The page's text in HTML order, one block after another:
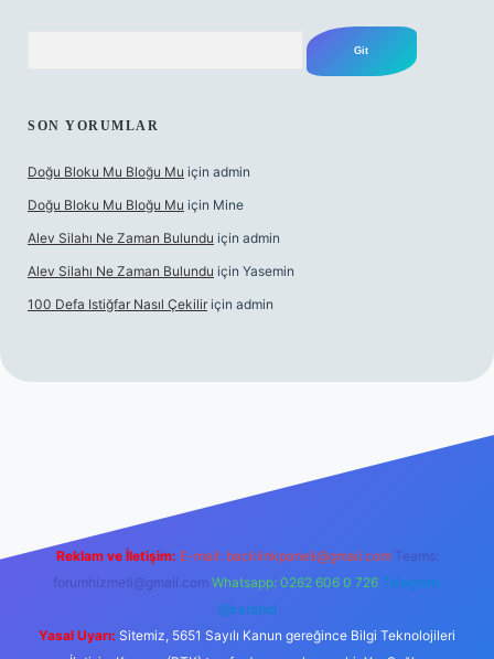
SON YORUMLAR
Doğu Bloku Mu Bloğu Mu için admin
Doğu Bloku Mu Bloğu Mu için Mine
Alev Silahı Ne Zaman Bulundu için admin
Alev Silahı Ne Zaman Bulundu için Yasemin
100 Defa Istiğfar Nasıl Çekilir için admin
Reklam ve İletişim: E-mail: backlinkpaneli@gmail.com Teams:
forumhizmeti@gmail.com Whatsapp: 0262 606 0 726 Telegram:
@karabul
Yasal Uyarı: Sitemiz, 5651 Sayılı Kanun gereğince Bilgi Teknolojileri